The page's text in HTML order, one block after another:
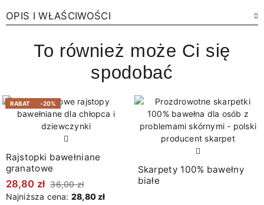
OPIS I WŁAŚCIWOŚCI
To również może Ci się
spodobać
RABAT -20%
Rajstopki bawełniane
granatowe
28,80 zł 36,00 zł
Najniższa cena: 28,80 zł
Skarpety 100% bawełny
białe